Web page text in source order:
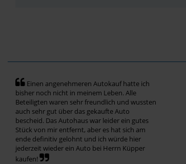
Einen angenehmeren Autokauf hatte ich
bisher noch nicht in meinem Leben. Alle
Beteiligten waren sehr freundlich und wussten
auch sehr gut über das gekaufte Auto
bescheid. Das Autohaus war leider ein gutes
Stück von mir entfernt, aber es hat sich am
ende definitiv gelohnt und ich würde hier
jederzeit wieder ein Auto bei Herrn Küpper
kaufen!